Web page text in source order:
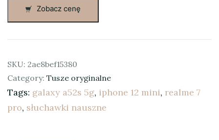
Zobacz cenę
SKU: 2ae8bef15380
Category: Tusze oryginalne
Tags: galaxy a52s 5g, iphone 12 mini, realme 7
pro, słuchawki nauszne